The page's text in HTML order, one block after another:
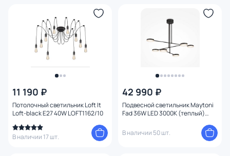
11 190 ₽
Потолочный светильник Loft It
Loft-black E27 40W LOFT1162/10
В наличии 17 шт.
42 990 ₽
Подвесной светильник Maytoni
Fad 36W LED 3000К (теплый)
В наличии 50 шт.
Страна
Материал арматуры
Материал плафона